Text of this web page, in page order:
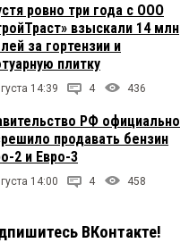
ровно три года с ООО
взыскали 14 млн
за гортензии и
плитку
14:39 4 436
РФ официально
продавать бензин
2 и Евро-3
14:00 4 458
ВКонтакте!